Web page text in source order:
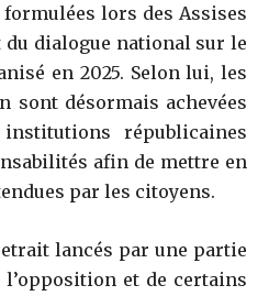
lors des Assises
du dialogue national sur le
en 2025. Selon lui, les
sont désormais achevées
républicaines
afin de mettre en
par les citoyens.
lancés par une partie
et de certains